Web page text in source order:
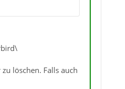
löschen. Falls auch